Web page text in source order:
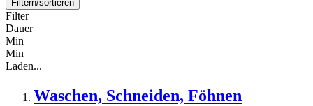
Filtern/sortieren
Filter
Dauer
Min
Min
Laden...
Waschen, Schneiden, Föhnen